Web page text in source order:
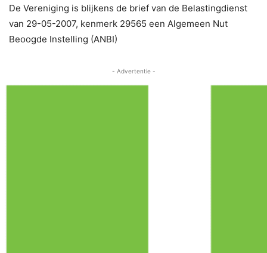
De Vereniging is blijkens de brief van de Belastingdienst
van 29-05-2007, kenmerk 29565 een Algemeen Nut
Beoogde Instelling (ANBI)
- Advertentie -